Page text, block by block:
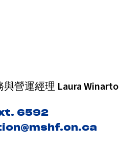
與營運經理Laura Winarto
6592